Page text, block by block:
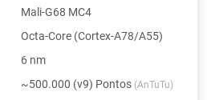
Mali-G68 MC4
Octa-Core (Cortex-A78/A55)
6 nm
~500.000 (v9) Pontos (AnTuTu)